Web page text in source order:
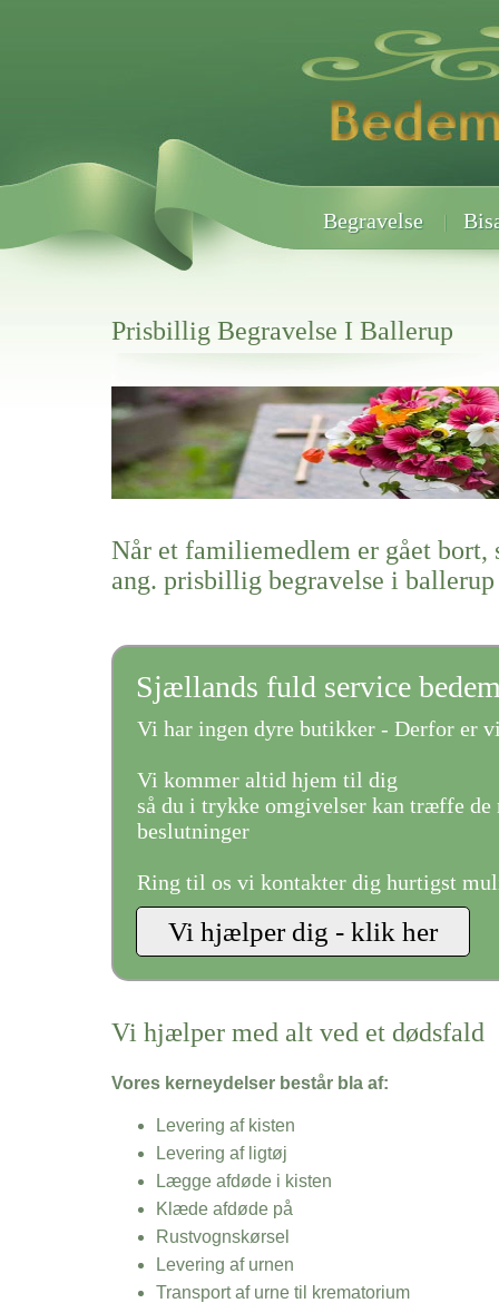
Begravelse
Prisbillig Begravelse I Ballerup
Her hos os får du altid en god afslutning når det gælder
Prisbillig Begravelse I Ballerup
vi hjælper i alle faser af begravelsel
Når et familiemedlem er gået bort,
ang. prisbillig begravelse i ballerup
Sjællands fuld service
Vi har ingen dyre butikker - Derfor er
Vi kommer altid hjem til dig
så du i trykke omgivelser kan træffe de
beslutninger
Ring til os vi kontakter dig hurtigst
Vi hjælper med alt ved et dødsfald
Vores kerneydelser består bla af:
Levering af kisten
Levering af ligtøj
Lægge afdøde i kisten
Klæde afdøde på
Rustvognskørsel
Levering af urnen
Transport af urne til krematorium